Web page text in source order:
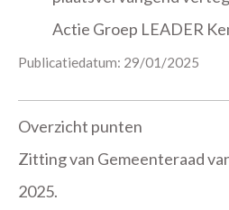
Actie Groep LEADER
Publicatiedatum: 29/01/2025
Overzicht punten
Zitting van Gemeenteraad
2025.